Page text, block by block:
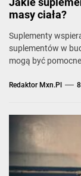
masy ciała?
Suplementy
suplementów w
mogą być
Redaktor Mxn.pl